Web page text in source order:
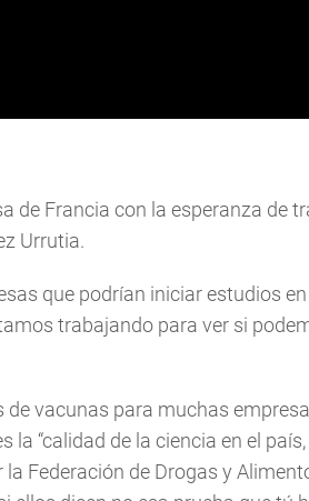
de Francia con la esperanza de
Urrutia.
que podrían iniciar estudios en
trabajando para ver si
vacunas para muchas
“calidad de la ciencia en el
Federación de Drogas y